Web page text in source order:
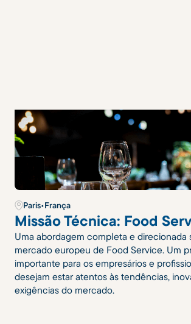
Paris•França
Missão Técnica: Food
Uma abordagem completa e direcionada
mercado europeu de Food Service. Um
importante para os empresários e
desejam estar atentos às tendências,
exigências do mercado.